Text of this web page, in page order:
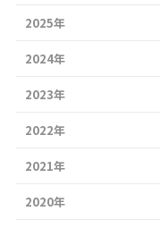
2025年
2024年
2023年
2022年
2021年
2020年